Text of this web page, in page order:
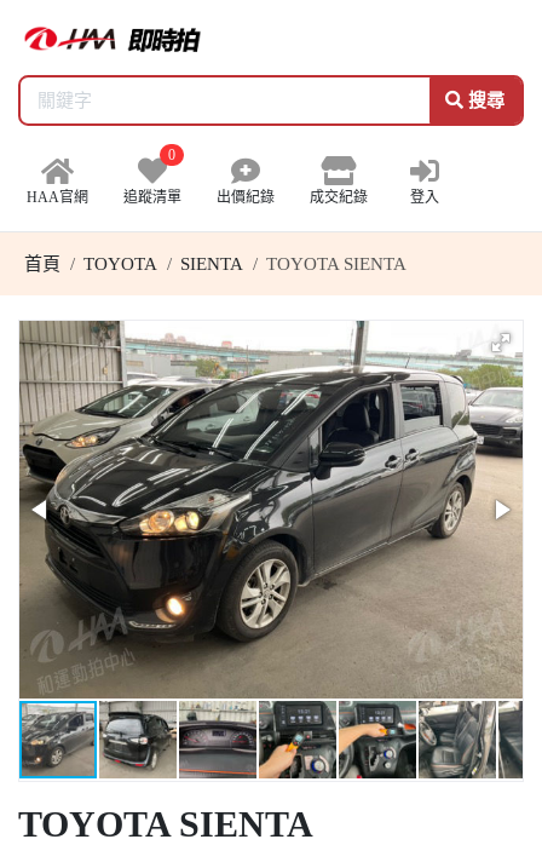
搜尋
HAA官網
0
追蹤清單 出價紀錄 成交紀錄 登入
首頁 TOYOTA SIENTA TOYOTA SIENTA
TOYOTA SIENTA